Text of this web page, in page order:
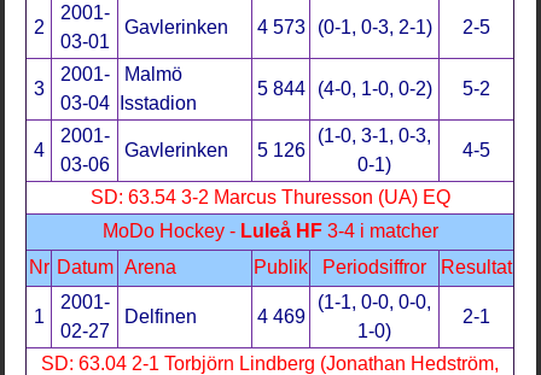
2
2001-
03-01
Gavlerinken 4 573 (0-1, 0-3, 2-1) 2-5
3
2001-
03-04
Malmö
Isstadion
5 844 (4-0, 1-0, 0-2) 5-2
4
2001-
03-06
Gavlerinken 5 126
(1-0, 3-1, 0-3,
0-1)
4-5
SD: 63.54 3-2 Marcus Thuresson (UA) EQ
MoDo Hockey - Luleå HF3-4 i matcher
Nr Datum Arena Publik Periodsiffror Resultat
1
2001-
02-27
Delfinen 4 469
(1-1, 0-0, 0-0,
1-0)
2-1
SD: 63.04 2-1 Torbjörn Lindberg (Jonathan Hedström,